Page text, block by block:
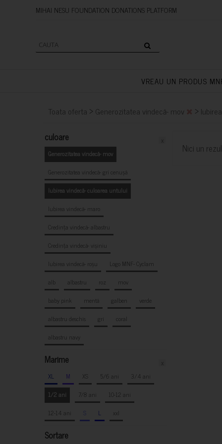
MIHAI NESU FOUNDATION
VREAU UN PRODUS
Toata oferta > Generozitatea vindecă- mov >
culoare
Generozitatea vindecă- mov
Generozitatea vindecă- gri cenușă
Iubirea vindecă- culoarea untului
Iubirea vindecă- maro
Credința vindecă- albastru
Credința vindecă- vișiniu
Iubirea vindecă- roșu
Logo MNF- Cyclam
alb
albastru roz
mov
baby pink
mentă galben
verde
albastru deschis
gri
coral
albastru navy
Marime
XL M XS 5/6 ani
3/4 ani
1/2 ani
7/8 ani
10-12 ani
12-14 ani
S L xxl
Sortare
Nici un